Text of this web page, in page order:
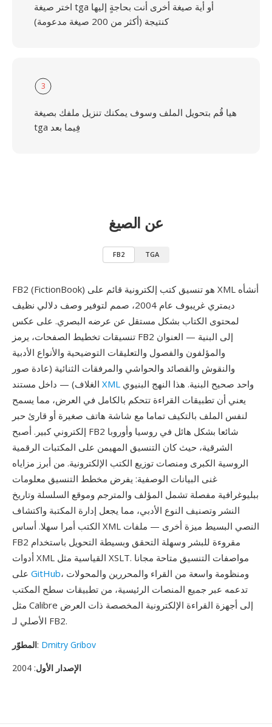
اختر صيغة tga أو أية صيغة أخرى أنت بحاجةٍ إليها
كنتيجة (أكثر من 200 صيغة مدعومة)
3
هيا قُم بتحويل الملف وسوف يمكنك تنزيل ملفك بصيغة
tga فِيما بعد
عن الصيغ
FB2 TGA
FB2 (FictionBook) هو تنسيق كتب إلكترونية قائم على XML أنشأه
ديمتري غريبوف عام 2004، صمم لتوفير وصف دلالي نظيف
لمحتوى الكتاب بشكل مستقل عن عرضه البصري. على عكس
تنسيقات تخطيط الصفحات، يرمز FB2 إلى البنية — العنوان
والمؤلفون والفصول والتعليقات التوضيحية والأنواع الأدبية
والنقوش والقصائد والحواشي والمرفقات الثنائية (عادة صور
XML
يعني أن تطبيقات القراءة تتحكم بالكامل في العرض، مما يسمح
لنفس الملف بالتكيف تماما مع شاشة هاتف صغيرة أو قارئ حبر
إلكتروني كبير. أصبح FB2 شائعا بشكل هائل في روسيا وأوروبا
الشرقية، حيث كان التنسيق المهيمن على المكتبات الرقمية
الروسية الكبرى ومنصات توزيع الكتب الإلكترونية. من أبرز مزاياه
غنى البيانات الوصفية: يفرض مخطط التنسيق معلومات
ببليوغرافية مفصلة تشمل المؤلف والمترجم وموقع السلسلة وتاريخ
النشر وتصنيف النوع الأدبي، مما يجعل إدارة المكتبة واكتشاف
الكتب أمرا سهلا. أساس XML النصي البسيط ميزة أخرى — ملفات
FB2 مقروءة للبشر وسهلة التحقق وبسيطة التحويل باستخدام
أدوات XML القياسية مثل XSLT. مواصفات التنسيق متاحة مجانا
GitHub، ومنظومة واسعة من القراء والمحررين والمحولات
تدعمه عبر جميع المنصات الرئيسية، من تطبيقات سطح المكتب
مثل Calibre إلى أجهزة القراءة الإلكترونية المخصصة ذات العرض
الأصلي لـ FB2.
المطوّر: Dmitry Gribov
الإصدار الأول: 2004